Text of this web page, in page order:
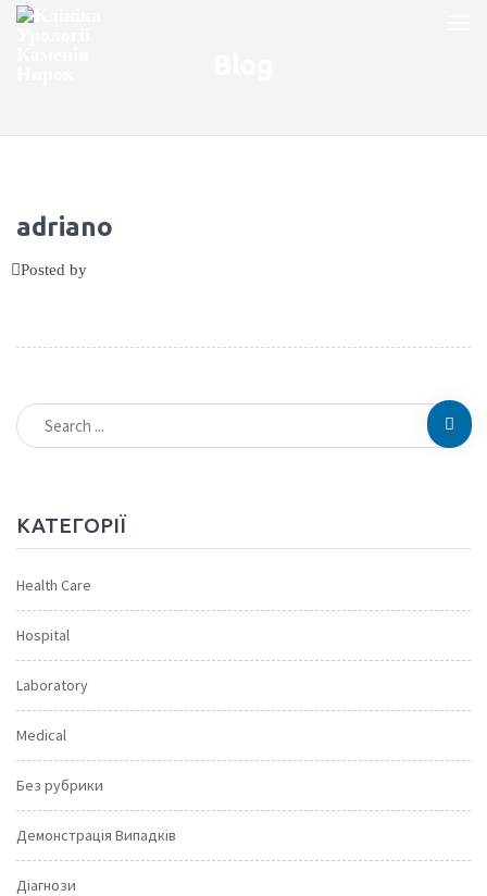
adriano
Posted by
КАТЕГОРІЇ
Health Care
Hospital
Laboratory
Medical
Без рубрики
Демонстрація Випадків
Діагнози